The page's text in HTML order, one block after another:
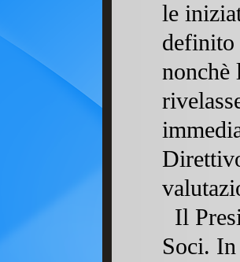
le
definito
nonchè
Il
Soci. In